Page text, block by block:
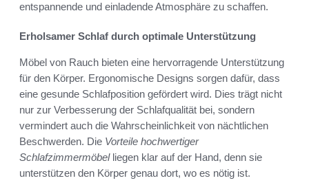
entspannende und einladende Atmosphäre zu schaffen.
Erholsamer Schlaf durch optimale Unterstützung
Möbel von Rauch bieten eine hervorragende Unterstützung
für den Körper. Ergonomische Designs sorgen dafür, dass
eine gesunde Schlafposition gefördert wird. Dies trägt nicht
nur zur Verbesserung der Schlafqualität bei, sondern
vermindert auch die Wahrscheinlichkeit von nächtlichen
Beschwerden. Die Vorteile hochwertiger
Schlafzimmermöbelliegen klar auf der Hand, denn sie
unterstützen den Körper genau dort, wo es nötig ist.